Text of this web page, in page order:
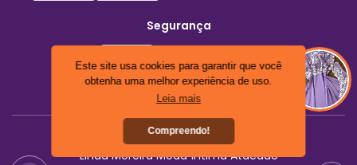
Este site usa cookies para garantir que você
obtenha uma melhor experiência de uso.
Leia mais
Compreendo!
Segurança
Linda Moreira Moda Íntima Atacado